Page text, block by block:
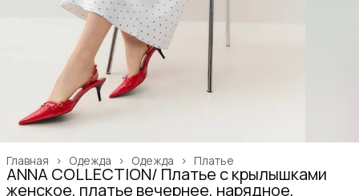
Платье
Одежда ›
Одежда ›
Главная ›
ANNA COLLECTION/ Платье с крылышками
женское, платье вечернее, нарядное,